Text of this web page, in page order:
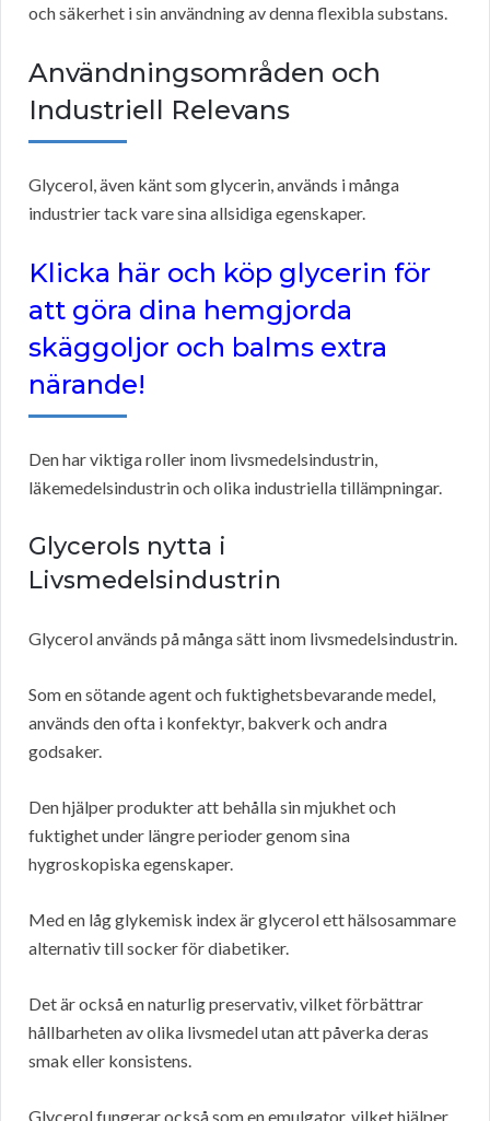
och säkerhet i sin användning av denna flexibla substans.
Användningsområden och
Industriell Relevans
Glycerol, även känt som glycerin, används i många
industrier tack vare sina allsidiga egenskaper.
Klicka här och köp glycerin för
att göra dina hemgjorda
skäggoljor och balms extra
närande!
Den har viktiga roller inom livsmedelsindustrin,
läkemedelsindustrin och olika industriella tillämpningar.
Glycerols nytta i
Livsmedelsindustrin
Glycerol används på många sätt inom livsmedelsindustrin.
Som en sötande agent och fuktighetsbevarande medel,
används den ofta i konfektyr, bakverk och andra
godsaker.
Den hjälper produkter att behålla sin mjukhet och
fuktighet under längre perioder genom sina
hygroskopiska egenskaper.
Med en låg glykemisk index är glycerol ett hälsosammare
alternativ till socker för diabetiker.
Det är också en naturlig preservativ, vilket förbättrar
hållbarheten av olika livsmedel utan att påverka deras
smak eller konsistens.
Glycerol fungerar också som en emulgator, vilket hjälper